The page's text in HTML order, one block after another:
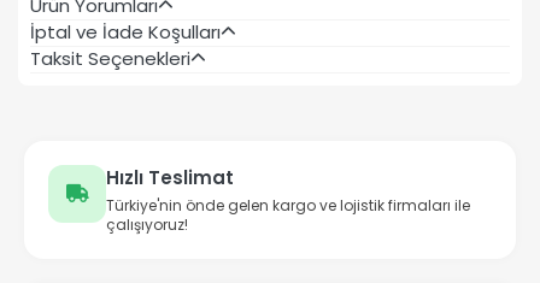
Ürün Yorumları
İptal ve İade Koşulları
Taksit Seçenekleri
Hızlı Teslimat
Türkiye'nin önde gelen kargo ve lojistik firmaları ile
çalışıyoruz!